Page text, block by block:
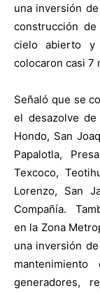
una inversión
construcción
cielo abierto y
colocaron casi 7
Señaló que se
el desazolve
Hondo, San
Papalotla,
Texcoco,
Lorenzo, San
Compañía.
en la Zona
una inversión
generadores,